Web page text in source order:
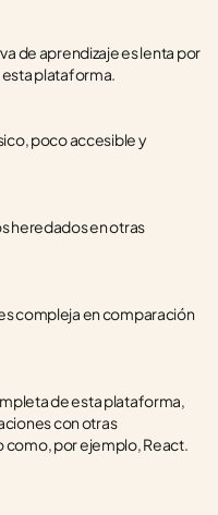
de aprendizaje es lenta por
plataforma.
poco accesible y
heredados en otras
compleja en comparación
de esta plataforma,
con otras
como, por ejemplo, React.